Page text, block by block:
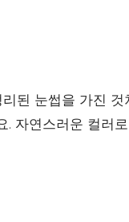
된 눈썹을 가진
자연스러운 컬러